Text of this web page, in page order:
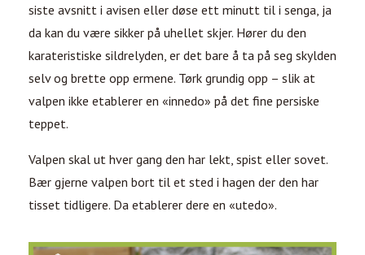
siste avsnitt i avisen eller døse ett minutt til i senga, ja
da kan du være sikker på uhellet skjer. Hører du den
karateristiske sildrelyden, er det bare å ta på seg skylden
selv og brette opp ermene. Tørk grundig opp – slik at
valpen ikke etablerer en «innedo» på det fine persiske
teppet.
Valpen skal ut hver gang den har lekt, spist eller sovet.
Bær gjerne valpen bort til et sted i hagen der den har
tisset tidligere. Da etablerer dere en «utedo».